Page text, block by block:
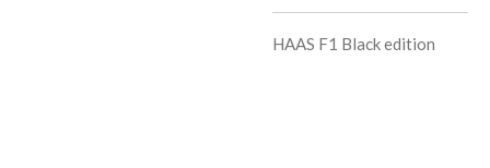
HAAS F1 Black edition